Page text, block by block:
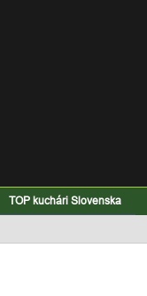
TOP kuchári Slovenska